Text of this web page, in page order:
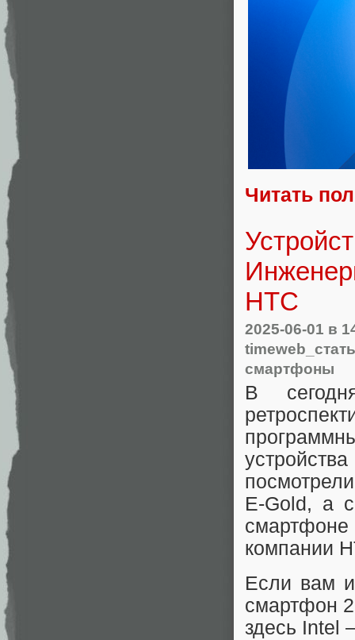
Читать
HTC
2025-06-01 в
смартфоны
В
E-Gold, а
компании
Если вам
смартфон
здесь Intel